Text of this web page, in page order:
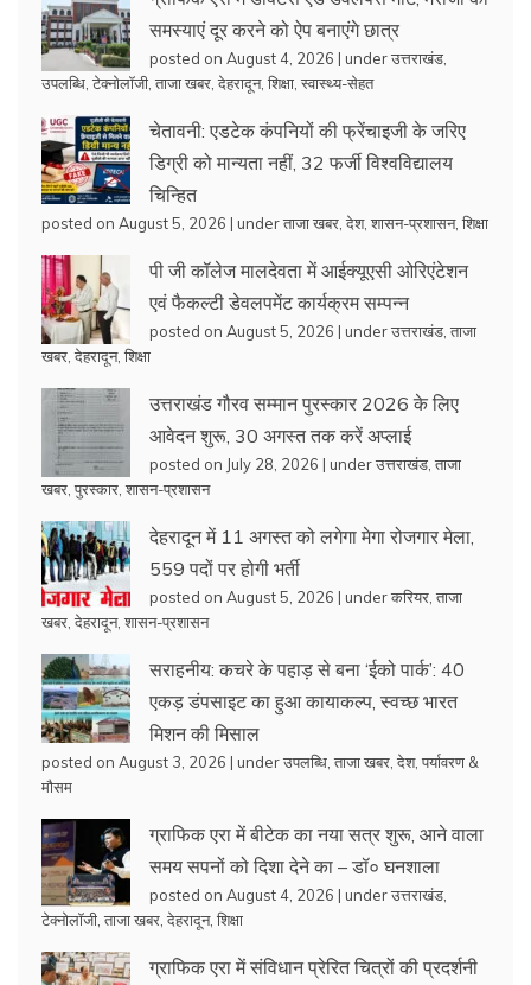
समस्याएं दूर करने को ऐप बनाएंगे छात्र
posted on August 4, 2026 | underउत्तराखंड
उपलब्धि टेक्नोलॉजी ताजा खबर देहरादून, शिक्षा स्वास्थ्य-सेहत
चेतावनी: एडटेक कंपनियों की फ्रेंचाइजी के जरिए
डिग्री को मान्यता नहीं, 32 फर्जी विश्वविद्यालय
चिन्हित
posted on August 5, 2026 | underताजा खबर देश, शासन-प्रशासन, शिक्षा
पी जी कॉलेज मालदेवता में आईक्यूएसी ओरिएंटेशन
एवं फैकल्टी डेवलपमेंट कार्यक्रम सम्पन्न
posted on August 5, 2026 | underउत्तराखंड ताजा
खबर देहरादून, शिक्षा
उत्तराखंड गौरव सम्मान पुरस्कार 2026 के लिए
आवेदन शुरू, 30 अगस्त तक करें अप्लाई
posted on July 28, 2026 | underउत्तराखंड ताजा
खबर पुरस्कार शासन-प्रशासन
देहरादून में 11 अगस्त को लगेगा मेगा रोजगार मेला,
559 पदों पर होगी भर्ती
posted on August 5, 2026 | underकरियर ताजा
खबर देहरादून, शासन-प्रशासन
सराहनीय: कचरे के पहाड़ से बना ‘ईको पार्क’: 40
एकड़ डंपसाइट का हुआ कायाकल्प, स्वच्छ भारत
मिशन की मिसाल
posted on August 3, 2026 | underउपलब्धि ताजा खबर देश, पर्यावरण &
मौसम
ग्राफिक एरा में बीटेक का नया सत्र शुरू, आने वाला
समय सपनों को दिशा देने का – डॉ० घनशाला
posted on August 4, 2026 | underउत्तराखंड
टेक्नोलॉजी ताजा खबर देहरादून, शिक्षा
ग्राफिक एरा में संविधान प्रेरित चित्रों की प्रदर्शनी